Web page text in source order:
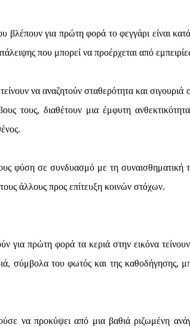
βλέπουν για πρώτη φορά το φεγγάρι είναι
που μπορεί να προέρχεται από
να αναζητούν σταθερότητα και σιγουριά
τους, διαθέτουν μια έμφυτη
φύση σε συνδυασμό με τη συναισθηματική
άλλους προς επίτευξη κοινών στόχων.
για πρώτη φορά τα κεριά στην εικόνα
σύμβολα του φωτός και της καθοδήγησης,
να προκύψει από μια βαθιά ριζωμένη